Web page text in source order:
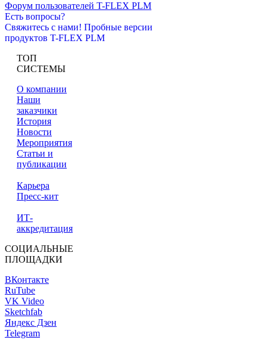
Форум пользователей T-FLEX PLM
Есть вопросы?
Свяжитесь с нами! Пробные версии
продуктов T-FLEX PLM
ТОП
СИСТЕМЫ
О компании
Наши
заказчики
История
Новости
Мероприятия
Статьи и
публикации
Карьера
Пресс-кит
ИТ-
аккредитация
СОЦИАЛЬНЫЕ
ПЛОЩАДКИ
ВКонтакте
RuTube
VK Video
Sketchfab
Яндекс Дзен
Telegram